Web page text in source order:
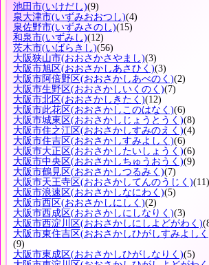
池田市(いけだし)(9)
泉大津市(いずみおおつし)(4)
泉佐野市(いずみさのし)(15)
和泉市(いずみし)(12)
茨木市(いばらきし)(56)
大阪狭山市(おおさかさやまし)(3)
大阪市旭区(おおさかしあさひく)(3)
大阪市阿倍野区(おおさかしあべのく)(2)
大阪市生野区(おおさかしいくのく)(7)
大阪市北区(おおさかしきたく)(12)
大阪市此花区(おおさかしこのはなく)(6)
大阪市城東区(おおさかしじょうとうく)(8)
大阪市住之江区(おおさかしすみのえく)(4)
大阪市住吉区(おおさかしすみよしく)(6)
大阪市大正区(おおさかしたいしょうく)(6)
大阪市中央区(おおさかしちゅうおうく)(9)
大阪市鶴見区(おおさかしつるみく)(7)
大阪市天王寺区(おおさかしてんのうじく)
大阪市浪速区(おおさかしなにわく)(5)
大阪市西区(おおさかしにしく)(2)
大阪市西成区(おおさかしにしなりく)(3)
大阪市西淀川区(おおさかしにしよどがわく)
大阪市東住吉区(おおさかしひがしすみよし
(9)
大阪市東成区(おおさかしひがしなりく)(5)